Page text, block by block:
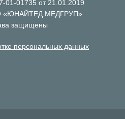
01735 от 21.01.2019
«ЮНАЙТЕД МЕДГРУП»
защищены
персональных данных